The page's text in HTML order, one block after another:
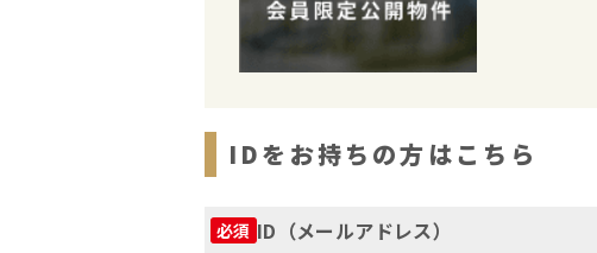
IDをお持ちの方はこちら
必須 ID（メールアドレス）